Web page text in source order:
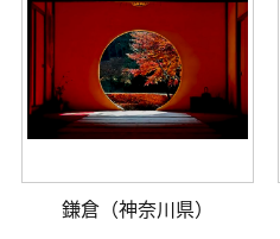
鎌倉（神奈川県）